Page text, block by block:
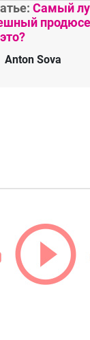
Самый
Anton Sova